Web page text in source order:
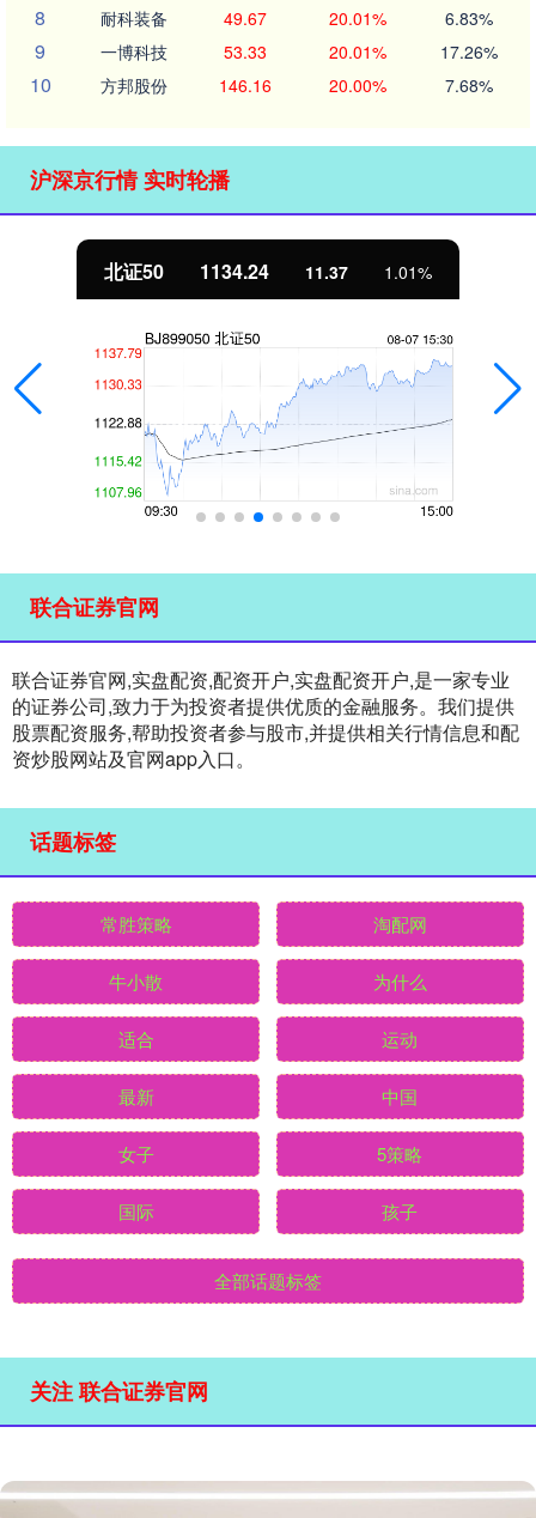
8 耐科装备 49.67 20.01% 6.83%
9 一博科技 53.33 20.01% 17.26%
10 方邦股份 146.16 20.00% 7.68%
沪深京行情 实时轮播
北证50 1134.24 11.37 1.01%
联合证券官网
联合证券官网,实盘配资,配资开户,实盘配资开户,是一家专业
的证券公司,致力于为投资者提供优质的金融服务。我们提供
股票配资服务,帮助投资者参与股市,并提供相关行情信息和配
资炒股网站及官网app入口。
话题标签
常胜策略 淘配网
牛小散 为什么
适合 运动
最新 中国
女子 5策略
国际 孩子
全部话题标签
关注 联合证券官网